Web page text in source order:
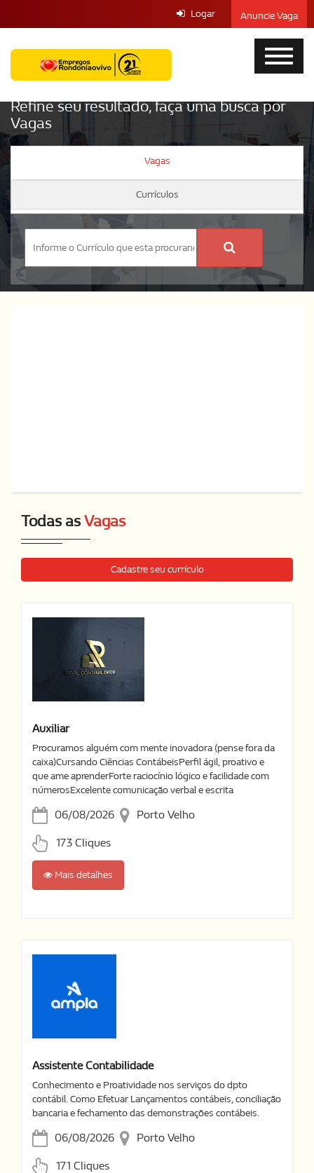
Logar Anuncie Vaga
Refine seu resultado, faça uma busca por
Vagas
Vagas
Currículos
Todas asVagas
Cadastre seu currículo
Auxiliar
Procuramos alguém com mente inovadora (pense fora da
caixa)Cursando Ciências ContábeisPerfil ágil, proativo e
que ame aprenderForte raciocínio lógico e facilidade com
númerosExcelente comunicação verbal e escrita
06/08/2026 Porto Velho
173 Cliques
Mais detalhes
Assistente Contabilidade
Conhecimento e Proatividade nos serviços do dpto
contábil. Como Efetuar Lançamentos contábeis, conciliação
bancaria e fechamento das demonstrações contábeis.
06/08/2026 Porto Velho
171 Cliques